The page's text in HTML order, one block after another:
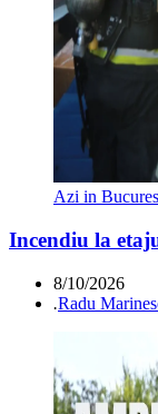
Azi in
Incendiu la
8/10/2026
.Radu